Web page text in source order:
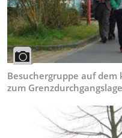
Besuchergruppe auf
zum